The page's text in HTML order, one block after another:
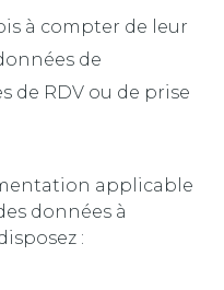
à compter de leur
de
de RDV ou de prise
applicable
données à
: